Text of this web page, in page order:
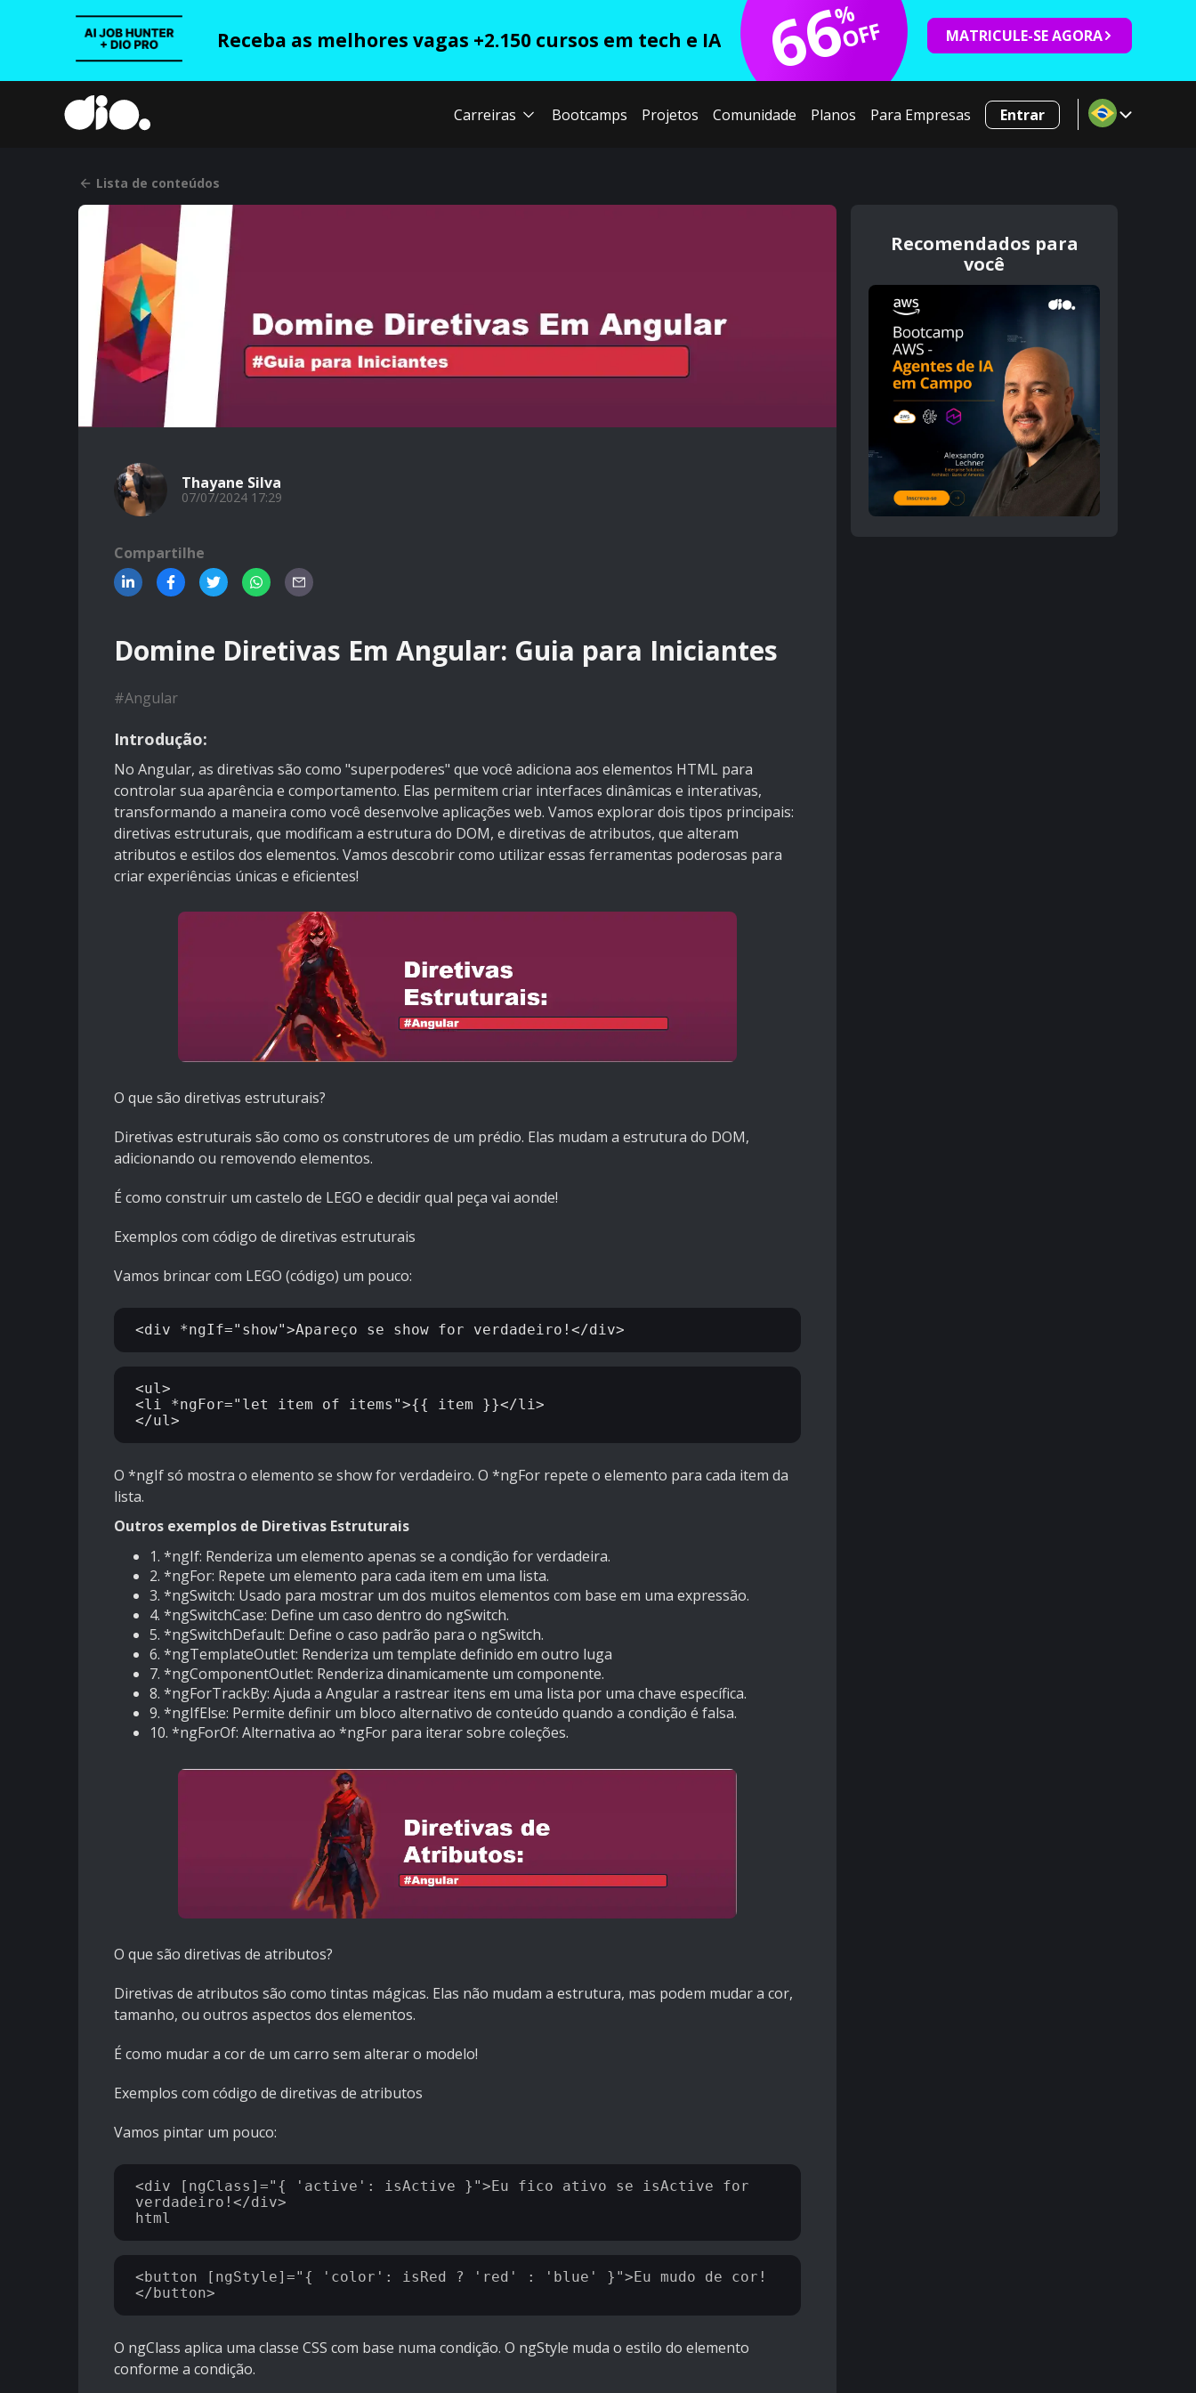
Receba as melhores vagas +2.150 cursos em tech e IA 66
%
OFF MATRICULE-SE AGORA
Carreiras Bootcamps Projetos Comunidade Planos Para Empresas Entrar
Lista de conteúdos
Thayane Silva
07/07/2024 17:29
Compartilhe
Domine Diretivas Em Angular: Guia para Iniciantes
#Angular
Introdução:
No Angular, as diretivas são como "superpoderes" que você adiciona aos elementos HTML para
controlar sua aparência e comportamento. Elas permitem criar interfaces dinâmicas e interativas,
transformando a maneira como você desenvolve aplicações web. Vamos explorar dois tipos principais:
diretivas estruturais, que modificam a estrutura do DOM, e diretivas de atributos, que alteram
atributos e estilos dos elementos. Vamos descobrir como utilizar essas ferramentas poderosas para
criar experiências únicas e eficientes!
O que são diretivas estruturais?
Diretivas estruturais são como os construtores de um prédio. Elas mudam a estrutura do DOM,
adicionando ou removendo elementos.
É como construir um castelo de LEGO e decidir qual peça vai aonde!
Exemplos com código de diretivas estruturais
Vamos brincar com LEGO (código) um pouco:
<ul>
<li *ngFor="let item of items">{{ item }}</li>
O *ngIf só mostra o elemento se show for verdadeiro. O *ngFor repete o elemento para cada item da
lista.
Outros exemplos de Diretivas Estruturais
1. *ngIf: Renderiza um elemento apenas se a condição for verdadeira.
2. *ngFor: Repete um elemento para cada item em uma lista.
3. *ngSwitch: Usado para mostrar um dos muitos elementos com base em uma expressão.
4. *ngSwitchCase: Define um caso dentro do ngSwitch.
5. *ngSwitchDefault: Define o caso padrão para o ngSwitch.
6. *ngTemplateOutlet: Renderiza um template definido em outro luga
7. *ngComponentOutlet: Renderiza dinamicamente um componente.
8. *ngForTrackBy: Ajuda a Angular a rastrear itens em uma lista por uma chave específica.
9. *ngIfElse: Permite definir um bloco alternativo de conteúdo quando a condição é falsa.
10. *ngForOf: Alternativa ao *ngFor para iterar sobre coleções.
O que são diretivas de atributos?
Diretivas de atributos são como tintas mágicas. Elas não mudam a estrutura, mas podem mudar a cor,
tamanho, ou outros aspectos dos elementos.
É como mudar a cor de um carro sem alterar o modelo!
Exemplos com código de diretivas de atributos
Vamos pintar um pouco:
<div [ngClass]="{ 'active': isActive }">Eu fico ativo se isActive for
verdadeiro!</div>
<button [ngStyle]="{ 'color': isRed ? 'red' : 'blue' }">Eu mudo de cor!
O ngClass aplica uma classe CSS com base numa condição. O ngStyle muda o estilo do elemento
conforme a condição.
Recomendados para
você